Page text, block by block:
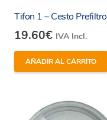
Tifon 1 – Cesto Prefiltro
19.60€ IVA Incl.
AÑADIR AL CARRITO